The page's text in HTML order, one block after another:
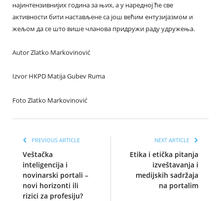
најинтензивнијих година за њих, а у наредној ће све
активности бити настављене са још већим ентузијазмом и
жељом да се што више чланова придружи раду удружења.
Autor Zlatko Markovinović
Izvor HKPD Matija Gubev Ruma
Foto Zlatko Markovinović
PREVIOUS ARTICLE
Veštačka
inteligencija i
novinarski portali –
novi horizonti ili
rizici za profesiju?
NEXT ARTICLE
Etika i etička pitanja
izveštavanja i
medijskih sadržaja
na portalim